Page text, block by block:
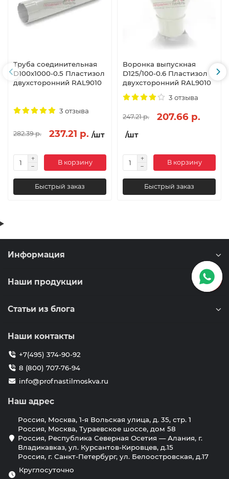
Труба соединительная
D100х1000-0.5 Пластизол
двухсторонний RAL9010
3 отзыва
282.39 р. 237.21 р. /шт
В корзину
Быстрый заказ
Воронка выпускная
D125/100-0.6 Пластизол
двухсторонний RAL9010
3 отзыва
247.21 р. 207.66 р.
/шт
В корзину
Быстрый заказ
Информация
Наши продукции
Статьи из блога
Наши контакты
+7(495) 374-90-92
8 (800) 707-76-94
info@profnastilmoskva.ru
Наш адрес
Россия, Москва, 1-я Вольская улица, д. 35, стр. 1
Россия, Москва, Тураевское шоссе, дом 58
Россия, Республика Северная Осетия — Алания, г.
Владикавказ, ул. Курсантов-Кировцев, д.15
Россия, г. Санкт-Петербург, ул. Белоостровская, д.17
Круглосуточно